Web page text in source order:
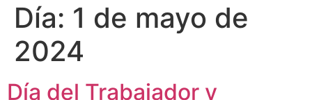
Día: 1 de mayo de
2024
Día del Trabajador y